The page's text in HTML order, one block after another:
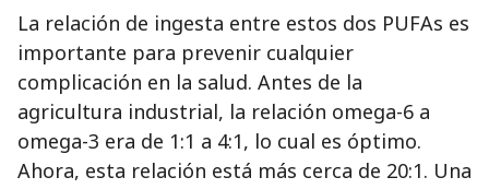
La relación de ingesta entre estos dos PUFAs es
importante para prevenir cualquier
complicación en la salud. Antes de la
agricultura industrial, la relación omega-6 a
omega-3 era de 1:1 a 4:1, lo cual es óptimo.
Ahora, esta relación está más cerca de 20:1. Una